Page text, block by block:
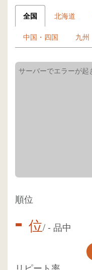
全国 北海道
中国・四国 九州
順位
- 位/- 品中